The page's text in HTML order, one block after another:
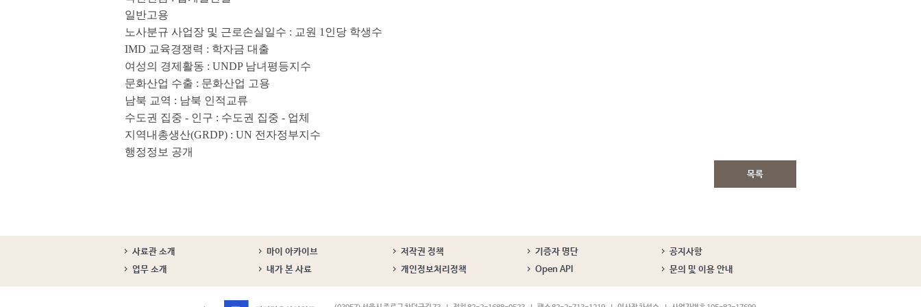
일반고용
노사분규 사업장 및 근로손실일수 : 교원 1인당 학생수
IMD 교육경쟁력 : 학자금 대출
여성의 경제활동 : UNDP 남녀평등지수
문화산업 수출 : 문화산업 고용
남북 교역 : 남북 인적교류
수도권 집중 - 인구 : 수도권 집중 - 업체
지역내총생산(GRDP) : UN 전자정부지수
행정정보 공개
목록
사료관 소개 마이 아카이브 저작권 정책 기증자 명단
공지사항
업무 소개
내가 본 사료 개인정보처리정책 Open API 문의 및 이용 안내